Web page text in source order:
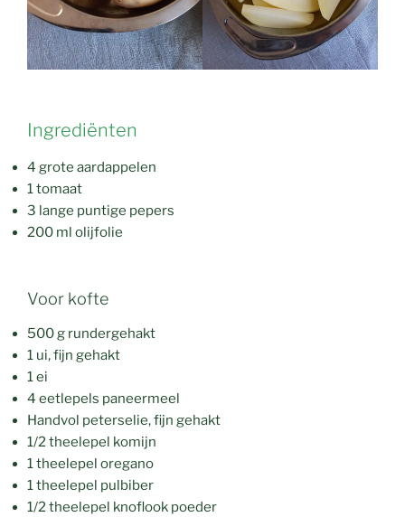
Ingrediënten
4 grote aardappelen
1 tomaat
3 lange puntige pepers
200 ml olijfolie
Voor kofte
500 g rundergehakt
1 ui, fijn gehakt
1 ei
4 eetlepels paneermeel
Handvol peterselie, fijn gehakt
1/2 theelepel komijn
1 theelepel oregano
1 theelepel pulbiber
1/2 theelepel knoflook poeder